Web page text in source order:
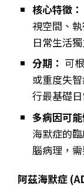
核心特徵：
視空間、
日常生活獨
分期： 可
或重度失
行最基礎日
多病因可能
海默症的
腦病理，
阿茲海默症